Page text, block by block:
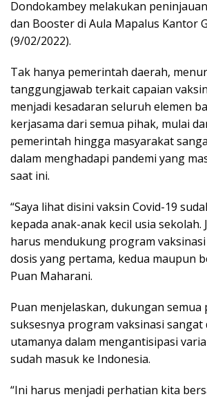
Dondokambey melakukan
dan Booster di Aula Mapalus Kantor
(9/02/2022).
Tak hanya pemerintah daerah,
tanggungjawab terkait capaian
menjadi kesadaran seluruh elemen
kerjasama dari semua pihak, mulai
pemerintah hingga masyarakat
dalam menghadapi pandemi yang
saat ini.
“Saya lihat disini vaksin Covid-19
kepada anak-anak kecil usia sekolah.
harus mendukung program
dosis yang pertama, kedua maupun
Puan Maharani.
Puan menjelaskan, dukungan semua
suksesnya program vaksinasi
utamanya dalam mengantisipasi
sudah masuk ke Indonesia.
“Ini harus menjadi perhatian kita